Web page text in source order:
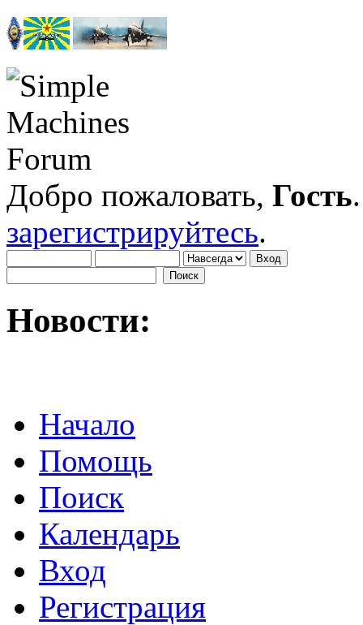
Добро пожаловать, Гость
зарегистрируйтесь.
Новости:
Начало
Помощь
Поиск
Календарь
Вход
Регистрация